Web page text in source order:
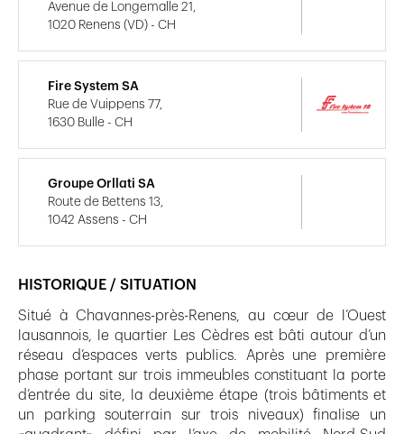
HISTORIQUE / SITUATION
Situé à Chavannes-près-Renens, au cœur de l’Ouest
lausannois, le quartier Les Cèdres est bâti autour d’un
réseau d’espaces verts publics. Après une première
phase portant sur trois immeubles constituant la porte
d’entrée du site, la deuxième étape (trois bâtiments et
un parking souterrain sur trois niveaux) finalise un
Avenue de Longemalle 21,
1020 Renens (VD) - CH
Fire System SA
Rue de Vuippens 77,
1630 Bulle - CH
Groupe Orllati SA
Route de Bettens 13,
1042 Assens - CH